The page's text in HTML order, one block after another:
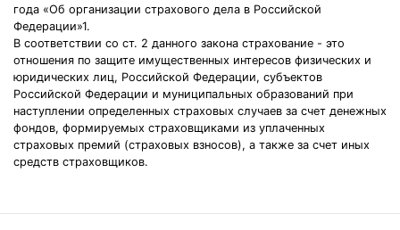
года «Об организации страхового дела в Российской
Федерации»1.
В соответствии со ст. 2 данного закона страхование - это
отношения по защите имущественных интересов физических и
юридических лиц, Российской Федерации, субъектов
Российской Федерации и муниципальных образований при
наступлении определенных страховых случаев за счет денежных
фондов, формируемых страховщиками из уплаченных
страховых премий (страховых взносов), а также за счет иных
средств страховщиков.